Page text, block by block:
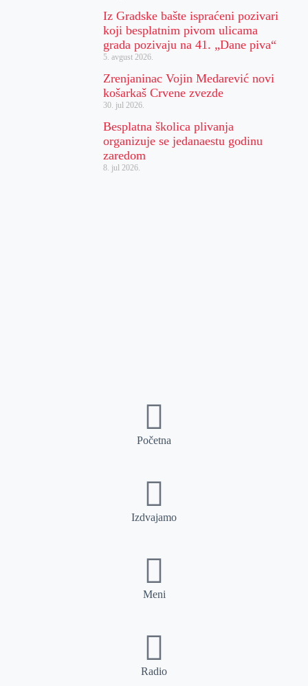
Iz Gradske bašte ispraćeni pozivari
koji besplatnim pivom ulicama
grada pozivaju na 41. „Dane piva“
5. avgust 2026.
Zrenjaninac Vojin Medarević novi
košarkaš Crvene zvezde
30. jul 2026.
Besplatna školica plivanja
organizuje se jedanaestu godinu
zaredom
8. jul 2026.
Početna
Izdvajamo
Meni
Radio